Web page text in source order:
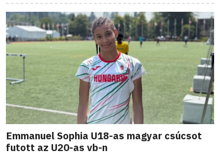
Emmanuel Sophia U18-as magyar csúcsot
futott az U20-as vb-n